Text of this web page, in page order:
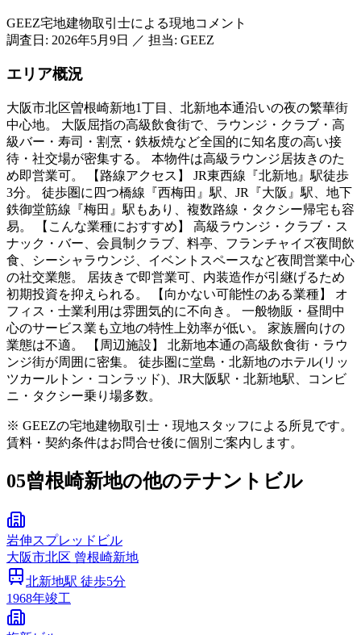
GEEZ宅地建物取引士による現地コメント
調査日: 2026年5月9日 ／ 担当: GEEZ
エリア概況
大阪市北区曽根崎新地1丁目、北新地本通沿いの夜の繁華街
中心地。 大阪屈指の高級飲食街で、ラウンジ・クラブ・高
級バー・寿司・割烹・鉄板焼など全国的に知名度の高い接
待・社交場が密集する。 本物件は高級ラウンジ居抜きのた
め即営業可。 【路線アクセス】 JR東西線『北新地』駅徒歩
3分。 徒歩圏に四つ橋線『西梅田』駅、JR『大阪』駅、地下
鉄御堂筋線『梅田』駅もあり、複数路線・タクシー帰宅も容
易。 【こんな業種におすすめ】 高級ラウンジ・クラブ・ス
ナック・バー、会員制クラブ、料亭、フランチャイズ夜間飲
食、シーシャラウンジ、イベントスペースなど夜間営業中心
の社交業態。 居抜きで即営業可、内装造作が引継げるため
初期投資を抑えられる。 【向かない可能性のある業種】 オ
フィス・士業利用は雰囲気的に不向き。 一般物販・昼間中
心のサービス業も立地の特性上効率が低い。 家族層向けの
業態は不適。 【周辺施設】 北新地本通の高級飲食街・ラウ
ンジ街が周囲に密集。 徒歩圏に堂島・北新地のホテル(リッ
ツカールトン・コンラッド)、JR大阪駅・北新地駅、コンビ
ニ・タクシー乗り場多数。
※ GEEZの宅地建物取引士・現地スタッフによる所見です。
賃料・契約条件はお問合せ後に個別ご案内します。
05曾根崎新地の他のテナントビル
岩伸スプレッドビル
大阪市北区 曾根崎新地
北新地駅 徒歩5分
1968年竣工